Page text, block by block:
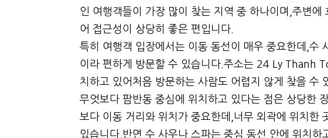
인 여행객들이 가장 많이 찾는 지역 중 하나이며,주변
어 접근성이 상당히 좋은 편입니다.
특히 여행객 입장에서는 이동 동선이 매우 중요한데,수
이라 편하게 방문할 수 있습니다.주소는 24 Ly Thanh
치하고 있어처음 방문하는 사람도 어렵지 않게 찾을 수
무엇보다 팜반동 중심에 위치하고 있다는 점은 상당한
보다 이동 거리와 위치가 중요한데,너무 외곽에 위치한
있습니다.반면 수 사우나 스파는 중심 동선 안에 위치하